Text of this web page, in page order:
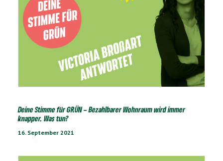
Deine Stimme für GRÜN – Bezahlbarer Wohnraum wird immer
knapper. Was tun?
16. September 2021